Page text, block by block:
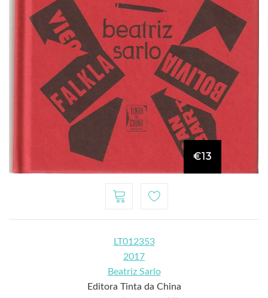
€13
LT012353
2017
Beatriz Sarlo
Editora Tinta da China